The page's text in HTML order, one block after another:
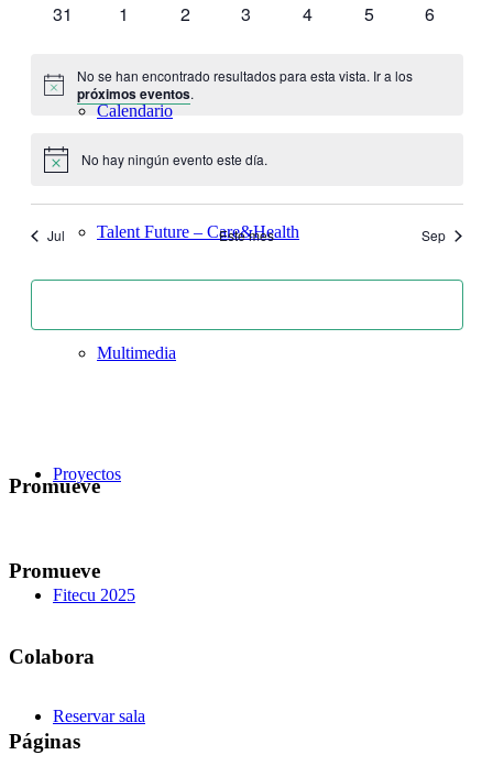
Calendario
Talent Future – Care&Health
Multimedia
Proyectos
Fitecu 2025
Reservar sala
31
1 2 3 4 5 6
Aviso
No se han encontrado resultados para esta vista. Ir a los
próximos eventos.
Aviso No hay ningún evento este día.
Jul Este mes Sep
Promueve
Promueve
Colabora
Páginas